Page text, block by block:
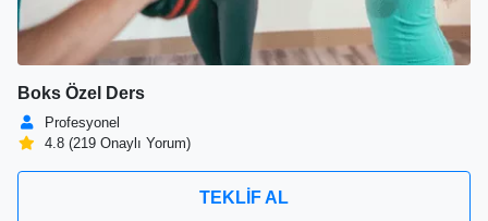
Boks Özel Ders
Profesyonel
4.8 (219 Onaylı Yorum)
TEKLİF AL